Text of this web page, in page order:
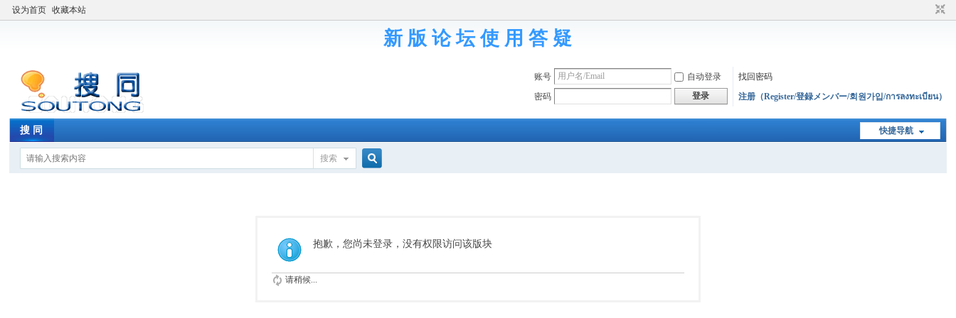
设为首页 收藏本站
新 版 论 坛 使 用 答 疑
账号 自动登录
找回密码
密码
登录 注册（Register/登録メンバー/회원가입/การลงทะเบียน）
快捷导航
搜 同
搜索
索
抱歉，您尚未登录，没有权限访问该版块
请稍候...